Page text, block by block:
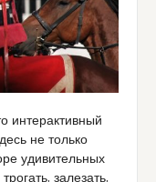
интерактивный
не только
удивительных
залезать,